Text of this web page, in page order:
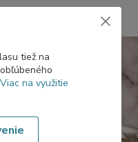
tiež na
Viac na využitie